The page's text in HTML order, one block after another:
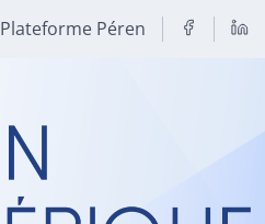
Plateforme Péren